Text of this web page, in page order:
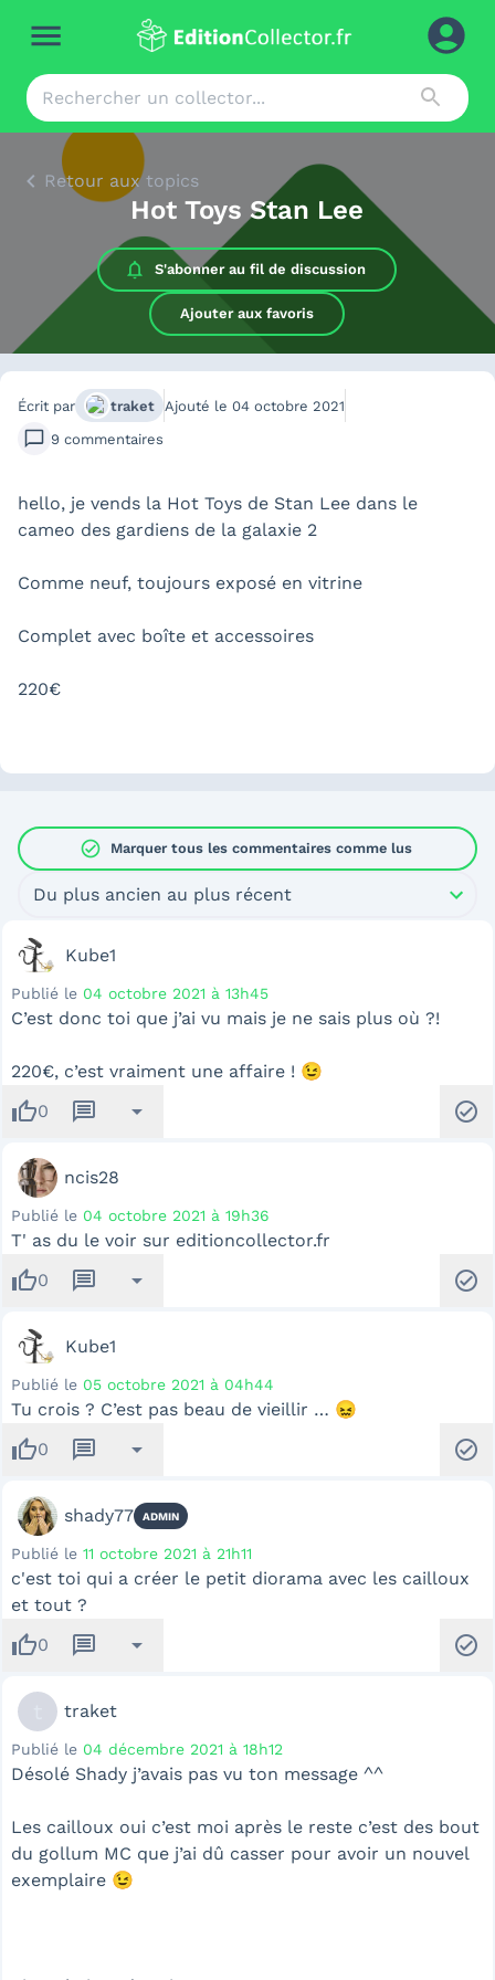
Retour aux topics
Hot Toys Stan Lee
S'abonner au fil de discussion
Ajouter aux favoris
Écrit par traket Ajouté le 04 octobre 2021
9 commentaires
hello, je vends la Hot Toys de Stan Lee dans le
cameo des gardiens de la galaxie 2
Comme neuf, toujours exposé en vitrine
Complet avec boîte et accessoires
220€
check_circle Marquer tous les commentaires comme lus
Du plus ancien au plus récent
Kube1
Publié le 04 octobre 2021 à 13h45
C’est donc toi que j’ai vu mais je ne sais plus où ?!
220€, c’est vraiment une affaire ! 😉
thumb_up0 message arrow_drop_down check_circle
ncis28
Publié le 04 octobre 2021 à 19h36
T' as du le voir sur editioncollector.fr
thumb_up0 message arrow_drop_down check_circle
Kube1
Publié le 05 octobre 2021 à 04h44
Tu crois ? C’est pas beau de vieillir … 😖
thumb_up0 message arrow_drop_down check_circle
shady77 ADMIN
Publié le 11 octobre 2021 à 21h11
c'est toi qui a créer le petit diorama avec les cailloux
et tout ?
thumb_up0 message arrow_drop_down check_circle
traket
Publié le 04 décembre 2021 à 18h12
Désolé Shady j’avais pas vu ton message ^^
Les cailloux oui c’est moi après le reste c’est des bout
du gollum MC que j’ai dû casser pour avoir un nouvel
exemplaire 😉